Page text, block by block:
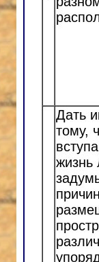
Дать
тому,
жизнь